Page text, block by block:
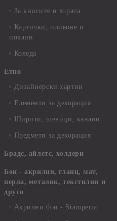
За книгите и хората
Картички, пликове и
покани
Коледа
Етно
Дизайнерски хартии
Елементи за декорация
Ширити, шевици, канапи
Предмети за декорация
Брадс, айлетс, холдери
Бои - акрилни, гланц, мат,
перла, металик, текстилни и
други
Акрилни бои - Stamperia